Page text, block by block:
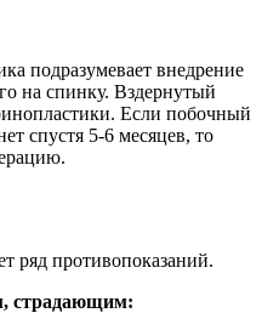
подразумевает внедрение
на спинку. Вздернутый
Если побочный
спустя 5-6 месяцев, то
ряд противопоказаний.
страдающим: